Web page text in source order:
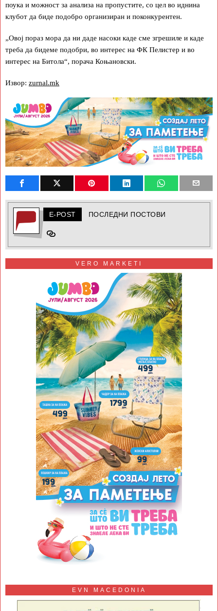
поука и можност за анализа на пропустите, со цел во иднина
клубот да биде подобро организиран и поконкурентен.
„Овој пораз мора да ни даде насоки каде сме згрешиле и каде
треба да бидеме подобри, во интерес на ФК Пелистер и во
интерес на Битола“, порача Коњановски.
Извор: zurnal.mk
E-POST ПОСЛЕДНИ ПОСТОВИ
VERO MARKETI
EVN MACEDONIA